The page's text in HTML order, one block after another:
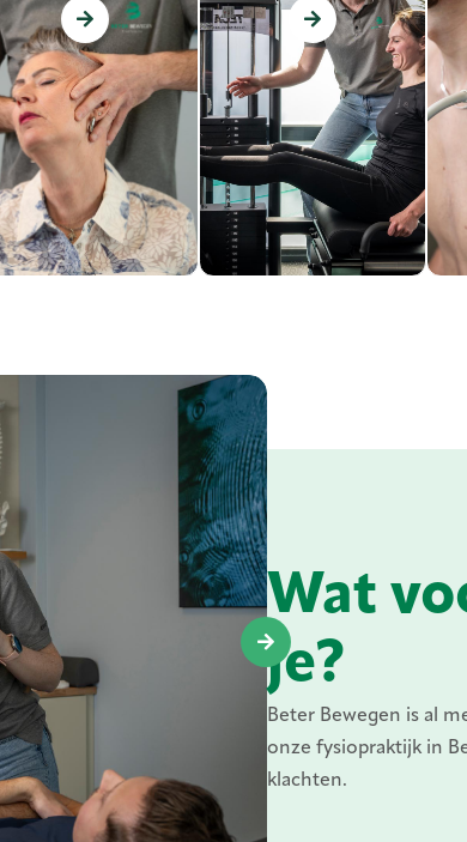
Manuele therapie
behandelt pijn en
verbetert
dagelijkse
bewegingsvrijheid.
Orthopedische
revalidatie
bevordert herstel
na operatie of
spier- en
Wat
je?
Beter Bewegen is al
onze fysiopraktijk in
klachten.